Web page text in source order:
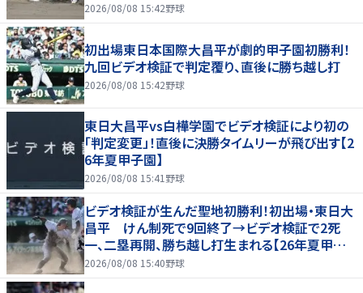
2026/08/08 15:42野球
初出場東日本国際大昌平が劇的甲子園初勝利！
九回ビデオ検証で判定覆り、直後に勝ち越し打
2026/08/08 15:42野球
東日大昌平vs白樺学園でビデオ検証により初の
「判定変更」！直後に決勝タイムリーが飛び出す【2
6年夏甲子園】
2026/08/08 15:41 野球
ビデオ検証が生んだ聖地初勝利！初出場・東日大
昌平 けん制死で9回終了→ビデオ検証で2死
一、二塁再開、勝ち越し打生まれる【26年夏甲子
園】
2026/08/08 15:40野球